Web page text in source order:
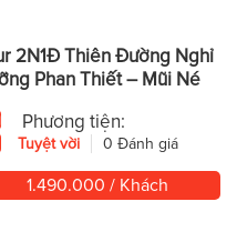
2N1Đ Thiên Đường Nghỉ
Phan Thiết – Mũi Né
Phương tiện:
Tuyệt vời 0 Đánh giá
1.490.000 / Khách